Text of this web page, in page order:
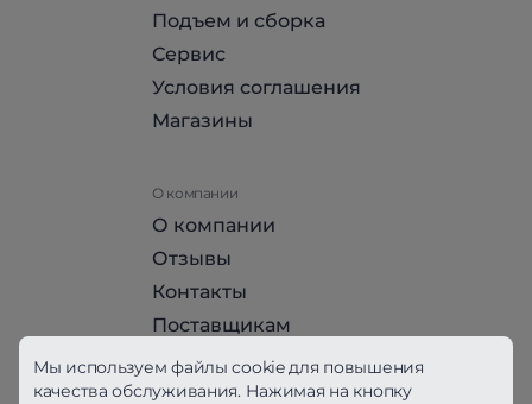
Подъем и сборка
Сервис
Условия соглашения
Магазины
О компании
О компании
Отзывы
Контакты
Поставщикам
Стать партнером HomeHit
Мы используем файлы cookie для повышения
качества обслуживания. Нажимая на кнопку